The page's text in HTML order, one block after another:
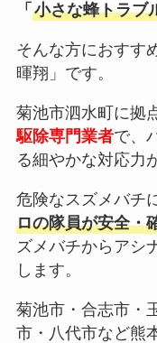
「 小さな蜂トラブ
そんな方におすす
暉翔」です。
菊池市泗水町に拠
駆除専門業者で、
る細やかな対応力
危険なスズメバチ
ロの隊員が安全・
ズメバチからアシ
します。
菊池市・合志市・
市・八代市など熊